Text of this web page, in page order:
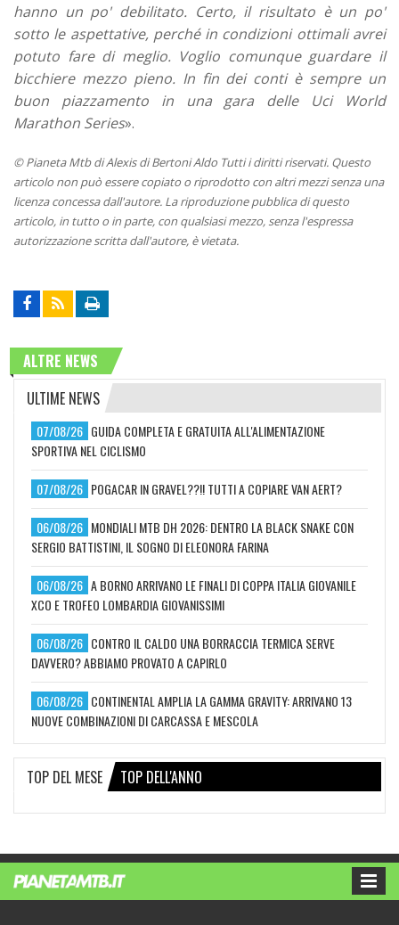
hanno un po' debilitato. Certo, il risultato è un po'
sotto le aspettative, perché in condizioni ottimali avrei
potuto fare di meglio. Voglio comunque guardare il
bicchiere mezzo pieno. In fin dei conti è sempre un
buon piazzamento in una gara delle Uci World
Marathon Series».
© Pianeta Mtb di Alexis di Bertoni Aldo Tutti i diritti riservati. Questo
articolo non può essere copiato o riprodotto con altri mezzi senza una
licenza concessa dall'autore. La riproduzione pubblica di questo
articolo, in tutto o in parte, con qualsiasi mezzo, senza l'espressa
autorizzazione scritta dall'autore, è vietata.
ALTRE NEWS
ULTIME NEWS
07/08/26 GUIDA COMPLETA E GRATUITA ALL'ALIMENTAZIONE
SPORTIVA NEL CICLISMO
07/08/26 POGACAR IN GRAVEL??!! TUTTI A COPIARE VAN AERT?
06/08/26 MONDIALI MTB DH 2026: DENTRO LA BLACK SNAKE CON
SERGIO BATTISTINI, IL SOGNO DI ELEONORA FARINA
06/08/26 A BORNO ARRIVANO LE FINALI DI COPPA ITALIA GIOVANILE
XCO E TROFEO LOMBARDIA GIOVANISSIMI
06/08/26 CONTRO IL CALDO UNA BORRACCIA TERMICA SERVE
DAVVERO? ABBIAMO PROVATO A CAPIRLO
06/08/26 CONTINENTAL AMPLIA LA GAMMA GRAVITY: ARRIVANO 13
NUOVE COMBINAZIONI DI CARCASSA E MESCOLA
TOP DEL MESE TOP DELL'ANNO